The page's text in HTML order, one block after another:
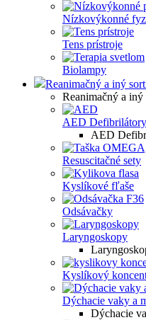
Nízkovýkonné
Tens prístroje
Biolampy
Reanimačný a iný
Reanimačný a iný
AED Defibrilátory
AED
Resuscitačné sety
Kyslíkové fľaše
Odsávačky
Laryngoskopy
Kyslíkový
Dýchacie vaky a
Dýchacie